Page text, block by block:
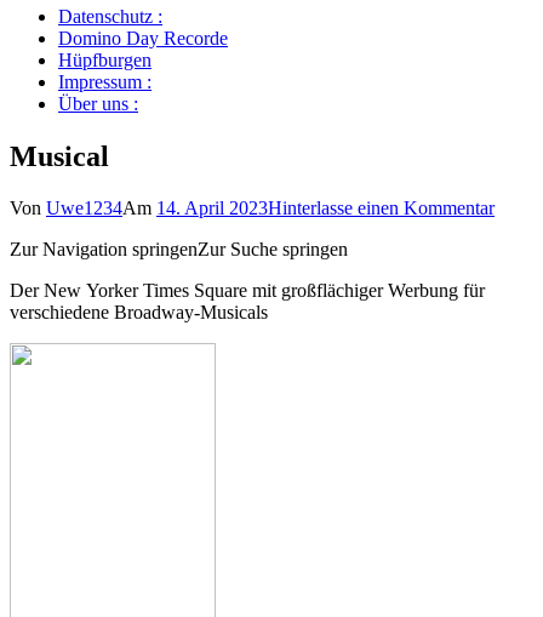
Datenschutz :
Domino Day Recorde
Hüpfburgen
Impressum :
Über uns :
Musical
Von Uwe1234Am 14. April 2023Hinterlasse einen Kommentarzu
Zur Navigation springenZur Suche springen
Der New Yorker Times Square mit großflächiger Werbung für
verschiedene Broadway-Musicals